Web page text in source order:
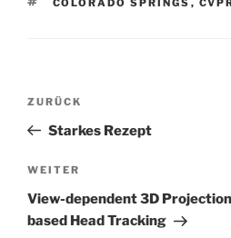
Beitragsnavigation
Vorheriger
Beitrag
ZURÜCK
Starkes Rezept
Nächster
Beitrag
WEITER
View-dependent 3D
based Head Tracking